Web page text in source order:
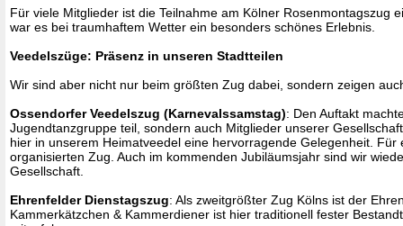
Für viele Mitglieder ist die Teilnahme am Kölner
war es bei traumhaftem Wetter ein besonders schönes Erlebnis.
Veedelszüge: Präsenz in unseren Stadtteilen
Wir sind aber nicht nur beim größten Zug dabei, sondern zeigen
Ossendorfer Veedelszug (Karnevalssamstag): Den Auftakt
Jugendtanzgruppe teil, sondern auch Mitglieder unserer
hier in unserem Heimatveedel eine hervorragende Gelegenheit.
organisierten Zug. Auch im kommenden Jubiläumsjahr sind wir
Gesellschaft.
Ehrenfelder Dienstagszug: Als zweitgrößter Zug Kölns ist der
Kammerkätzchen & Kammerdiener ist hier traditionell fester